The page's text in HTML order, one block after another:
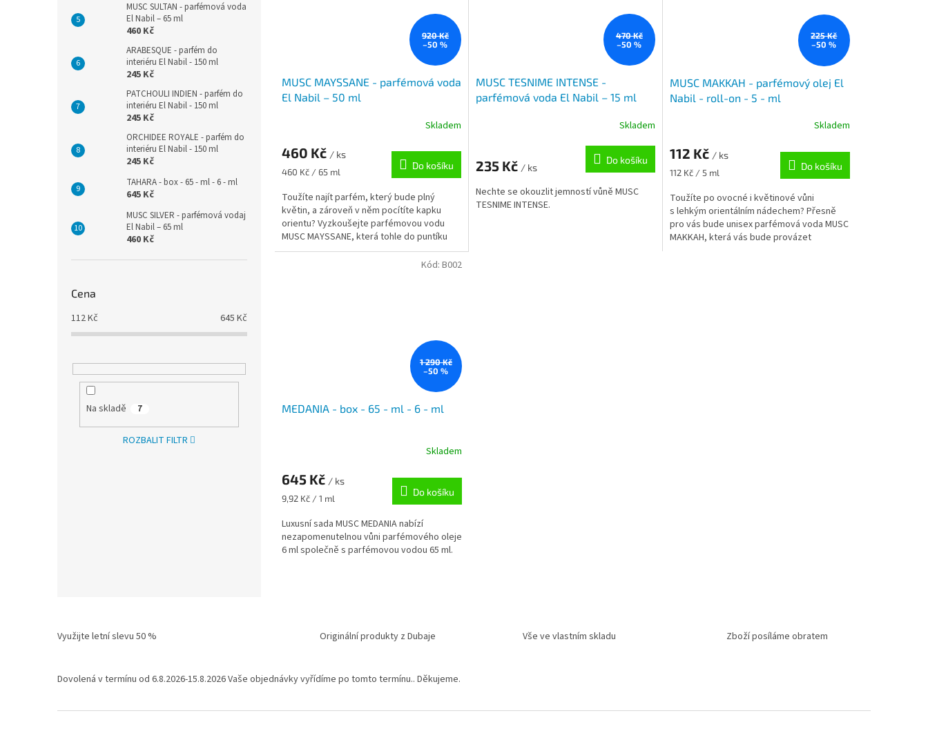
MUSC SULTAN - parfémová voda
El Nabil – 65 ml
460 Kč
ARABESQUE - parfém do
interiéru El Nabil - 150 ml
245 Kč
PATCHOULI INDIEN - parfém do
interiéru El Nabil - 150 ml
245 Kč
ORCHIDEE ROYALE - parfém do
interiéru El Nabil - 150 ml
245 Kč
TAHARA - box - 65 - ml - 6 - ml
645 Kč
MUSC SILVER - parfémová vodaj
El Nabil – 65 ml
460 Kč
Cena
112Kč 645 Kč
Na skladě 7
ROZBALIT FILTR
920 Kč
–50 %
MUSC MAYSSANE - parfémová voda
El Nabil – 50 ml
Skladem
460 Kč / ks
Měrná
460 Kč / 65 ml
Do košíku
Toužíte najít parfém, který bude plný
květin, a zároveň v něm pocítíte kapku
orientu? Vyzkoušejte parfémovou vodu
MUSC MAYSSANE, která tohle do puntíku
splňuje. Ženská a jemně...
470 Kč
–50 %
MUSC TESNIME INTENSE -
parfémová voda El Nabil – 15 ml
Skladem
235 Kč / ks
Do košíku
Nechte se okouzlit jemností vůně MUSC
TESNIME INTENSE.
225 Kč
–50 %
MUSC MAKKAH - parfémový olej El
Nabil - roll-on - 5 - ml
Skladem
112 Kč / ks
Měrná
112 Kč / 5 ml
Do košíku
Toužíte po ovocné i květinové vůni
s lehkým orientálním nádechem? Přesně
pro vás bude unisex parfémová voda MUSC
MAKKAH, která vás bude provázet
1 290 Kč
–50 %
MEDANIA - box - 65 - ml - 6 - ml
Skladem
645 Kč / ks
Měrná
9,92 Kč / 1 ml
Do košíku
Luxusní sada MUSC MEDANIA nabízí
nezapomenutelnou vůni parfémového oleje
6 ml společně s parfémovou vodou 65 ml.
Kód: B002
d
v
Využijte letní slevu 50 % Originální produkty z Dubaje Vše ve vlastním skladu Zboží posíláme obratem
Dovolená v termínu od 6.8.2026-15.8.2026 Vaše objednávky vyřídíme po tomto termínu.. Děkujeme.